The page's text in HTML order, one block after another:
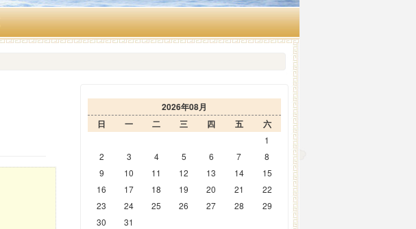
2026年08月
日
一 二 三 四 五 六
1
2
3 4 5 6 7
8
9
10 11 12 13 14
15
16
17 18 19 20 21
22
23
24 25 26 27 28
29
30
31